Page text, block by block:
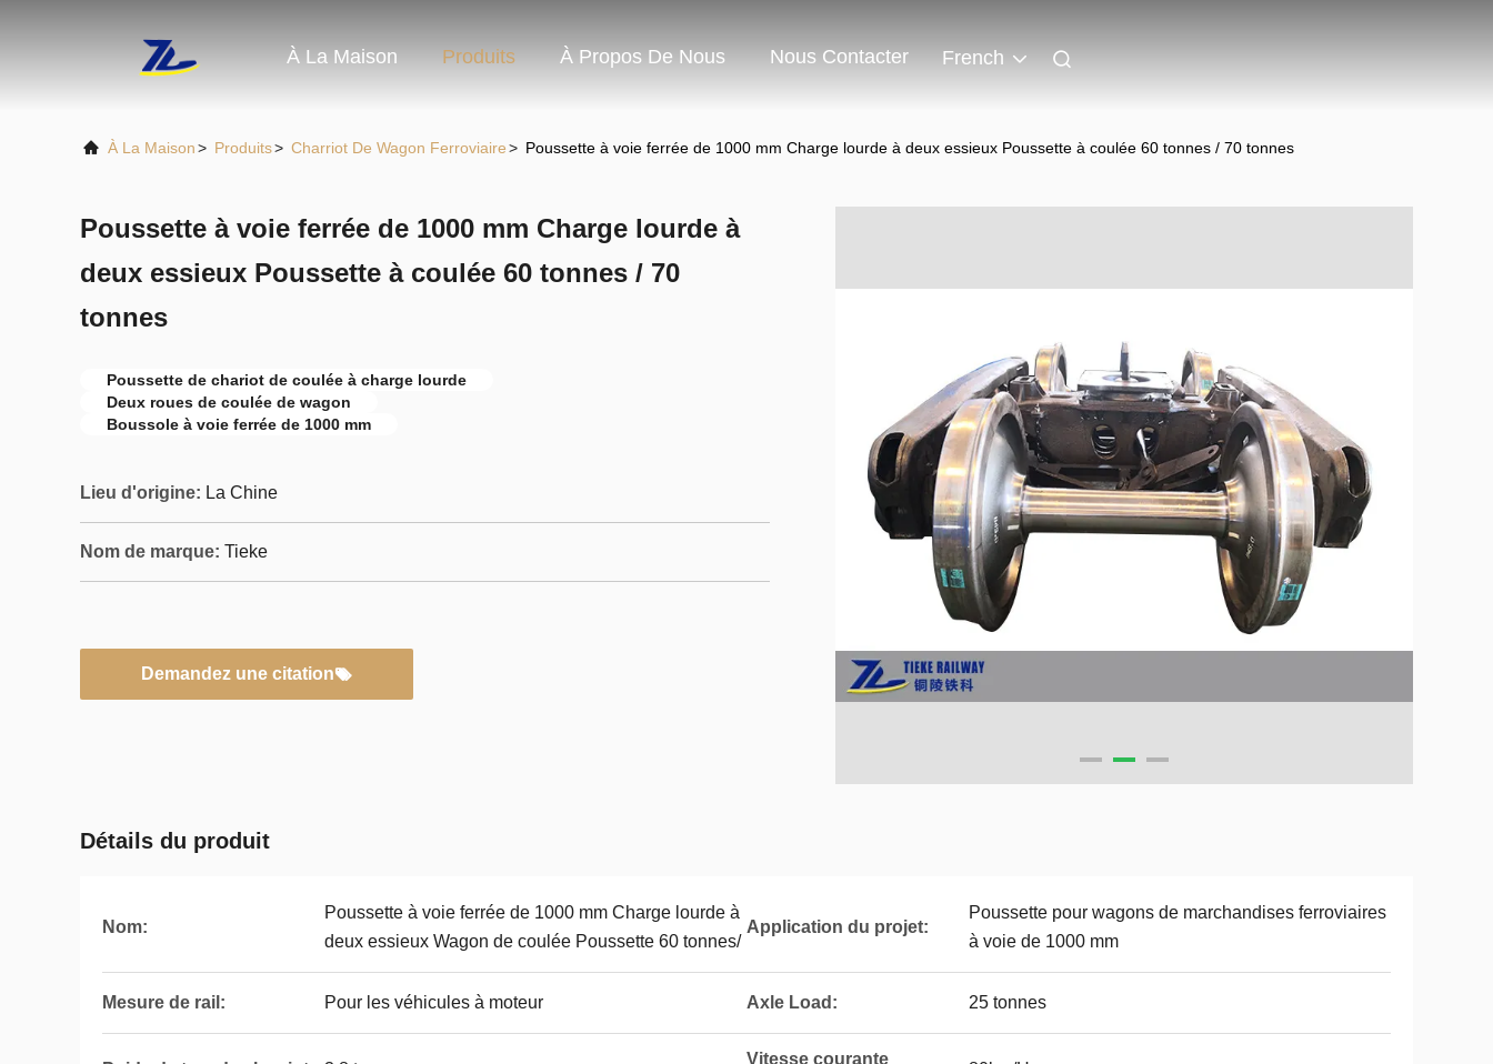
À La Maison Produits À Propos De Nous Nous Contacter French
À La Maison> Produits> Charriot De Wagon Ferroviaire> Poussette à voie ferrée de 1000 mm Charge lourde à deux essieux Poussette à coulée 60 tonnes / 70 tonnes
Poussette à voie ferrée de 1000 mm Charge lourde à
deux essieux Poussette à coulée 60 tonnes / 70
tonnes
Poussette de chariot de coulée à charge lourde
Deux roues de coulée de wagon
Boussole à voie ferrée de 1000 mm
Lieu d'origine: La Chine
Nom de marque: Tieke
Demandez une citation
Détails du produit
Nom:
Poussette à voie ferrée de 1000 mm Charge lourde à
deux essieux Wagon de coulée Poussette 60 tonnes/
Application du projet:
Poussette pour wagons de marchandises ferroviaires
à voie de 1000 mm
Mesure de rail: Pour les véhicules à moteur Axle Load: 25 tonnes
Vitesse courante